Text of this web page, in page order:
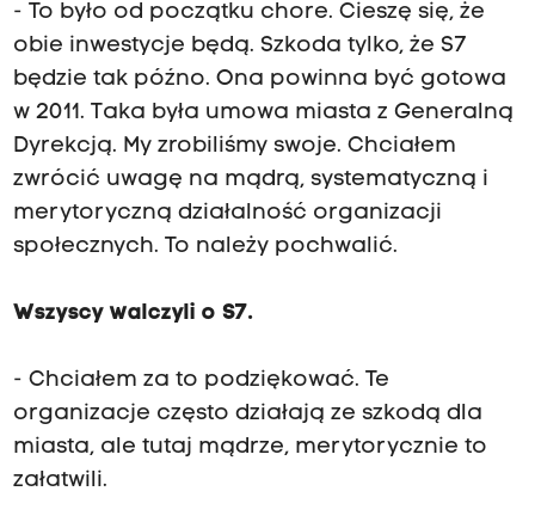
- To było od początku chore. Cieszę się, że
obie inwestycje będą. Szkoda tylko, że S7
będzie tak późno. Ona powinna być gotowa
w 2011. Taka była umowa miasta z Generalną
Dyrekcją. My zrobiliśmy swoje. Chciałem
zwrócić uwagę na mądrą, systematyczną i
merytoryczną działalność organizacji
społecznych. To należy pochwalić.
Wszyscy walczyli o S7.
- Chciałem za to podziękować. Te
organizacje często działają ze szkodą dla
miasta, ale tutaj mądrze, merytorycznie to
załatwili.